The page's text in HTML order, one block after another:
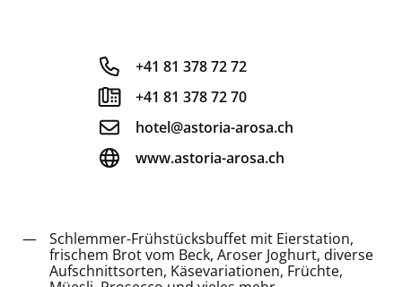
+41 81 378 72 72
+41 81 378 72 70
hotel@astoria-arosa.ch
www.astoria-arosa.ch
Schlemmer-Frühstücksbuffet mit Eierstation,
frischem Brot vom Beck, Aroser Joghurt, diverse
Aufschnittsorten, Käsevariationen, Früchte,